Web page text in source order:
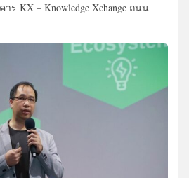
KX – Knowledge Xchange ถนน